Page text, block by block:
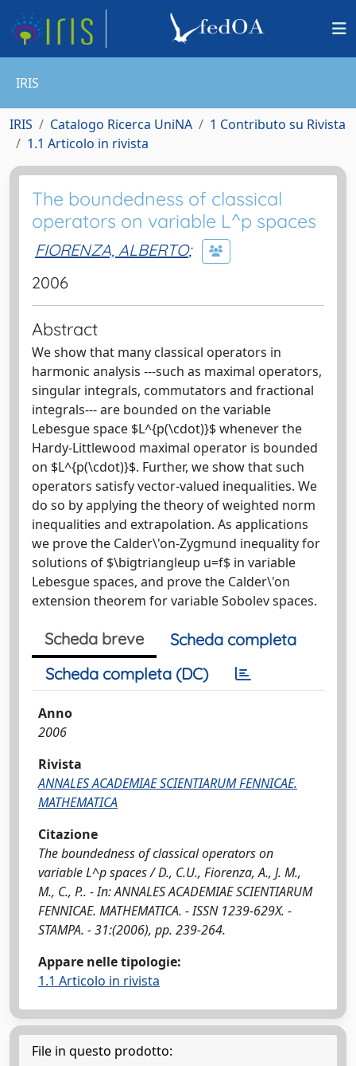
IRIS
IRIS Catalogo Ricerca UniNA
1 Contributo su Rivista
1.1 Articolo in rivista
The boundedness of classical
operators on variable L^p spaces
FIORENZA, ALBERTO;
2006
Abstract
We show that many classical operators in
harmonic analysis ---such as maximal operators,
singular integrals, commutators and fractional
integrals--- are bounded on the variable
Lebesgue space $L^{p(\cdot)}$ whenever the
Hardy-Littlewood maximal operator is bounded
on $L^{p(\cdot)}$. Further, we show that such
operators satisfy vector-valued inequalities. We
do so by applying the theory of weighted norm
inequalities and extrapolation. As applications
we prove the Calder\'on-Zygmund inequality for
solutions of $\bigtriangleup u=f$ in variable
Lebesgue spaces, and prove the Calder\'on
extension theorem for variable Sobolev spaces.
Scheda breve
Scheda completa
Scheda completa (DC)
Anno
2006
Rivista
ANNALES ACADEMIAE SCIENTIARUM FENNICAE.
MATHEMATICA
Citazione
The boundedness of classical operators on
variable L^p spaces / D., C.U., Fiorenza, A., J. M.,
M., C., P.. - In: ANNALES ACADEMIAE SCIENTIARUM
FENNICAE. MATHEMATICA. - ISSN 1239-629X. -
STAMPA. - 31:(2006), pp. 239-264.
Appare nelle tipologie:
1.1 Articolo in rivista
File in questo prodotto: